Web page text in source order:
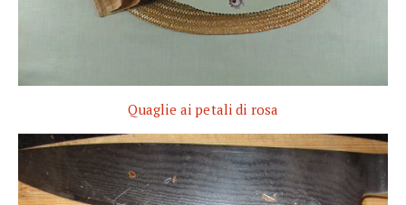
Quaglie ai petali di rosa